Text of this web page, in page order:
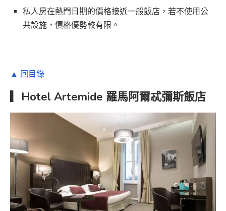
私人房在熱門日期的價格接近一般飯店，若不使用公
共設施，價格優勢較有限。
▲ 回目錄
▎Hotel Artemide 羅馬阿爾忒彌斯飯店